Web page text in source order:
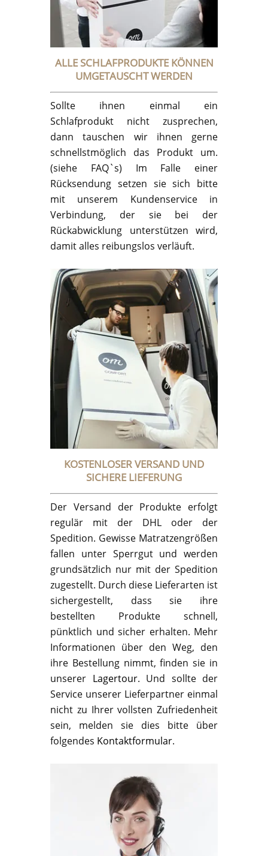
ALLE SCHLAFPRODUKTE KÖNNEN
UMGETAUSCHT WERDEN
Sollte ihnen einmal ein
Schlafprodukt nicht zusprechen,
dann tauschen wir ihnen gerne
schnellstmöglich das Produkt um.
(siehe FAQ`s) Im Falle einer
Rücksendung setzen sie sich bitte
mit unserem Kundenservice in
Verbindung, der sie bei der
Rückabwicklung unterstützen wird,
damit alles reibungslos verläuft.
KOSTENLOSER VERSAND UND
SICHERE LIEFERUNG
Der Versand der Produkte erfolgt
regulär mit der DHL oder der
Spedition. Gewisse Matratzengrößen
fallen unter Sperrgut und werden
grundsätzlich nur mit der Spedition
zugestellt. Durch diese Lieferarten ist
sichergestellt, dass sie ihre
bestellten Produkte schnell,
pünktlich und sicher erhalten. Mehr
Informationen über den Weg, den
ihre Bestellung nimmt, finden sie in
unserer Lagertour. Und sollte der
Service unserer Lieferpartner einmal
nicht zu Ihrer vollsten Zufriedenheit
sein, melden sie dies bitte über
folgendes Kontaktformular.